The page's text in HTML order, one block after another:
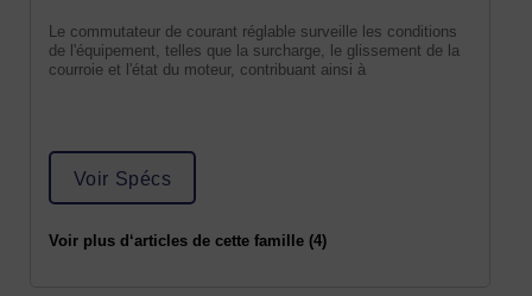
Le commutateur de courant réglable surveille les conditions
de l'équipement, telles que la surcharge, le glissement de la
courroie et l'état du moteur, contribuant ainsi à
Voir Spécs
Voir plus d‘articles de cette famille (4)